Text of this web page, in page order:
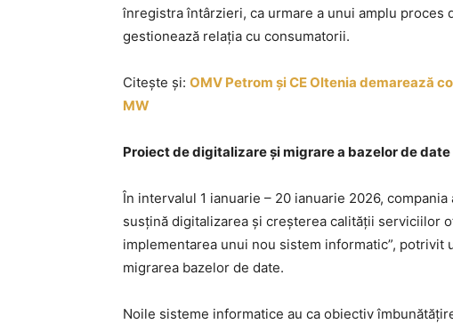
înregistra întârzieri, ca urmare a unui amplu
gestionează relația cu consumatorii.
Citește și: OMV Petrom și CE Oltenia demarează
MW
Proiect de digitalizare și migrare a bazelor de date
În intervalul 1 ianuarie – 20 ianuarie 2026,
susțină digitalizarea și creșterea calității serviciilor
implementarea unui nou sistem informatic”,
migrarea bazelor de date.
Noile sisteme informatice au ca obiectiv